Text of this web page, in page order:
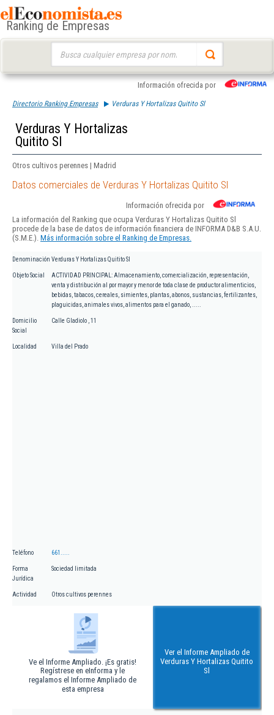
Ranking de Empresas
Información ofrecida por
Directorio Ranking Empresas Verduras Y Hortalizas Quitito Sl
Verduras Y Hortalizas
Quitito Sl
Otros cultivos perennes | Madrid
Datos comerciales de Verduras Y Hortalizas Quitito Sl
Información ofrecida por
La información del Ranking que ocupa Verduras Y Hortalizas Quitito Sl
procede de la base de datos de información financiera de INFORMA D&B S.A.U.
(S.M.E.). Más información sobre el Ranking de Empresas.
Denominación Verduras Y Hortalizas Quitito Sl
Objeto Social
ACTIVIDAD PRINCIPAL: Almacenamiento, comercialización, representación,
venta y distribución al por mayor y menor de toda clase de productor alimenticios,
bebidas, tabacos, cereales, simientes, plantas, abonos, sustancias, fertilizantes,
plaguicidas, animales vivos, alimentos para el ganado, .....
Domicilio
Social
Calle Gladiolo , 11
Localidad Villa del Prado
Teléfono 661.....
Forma
Jurídica
Sociedad limitada
Actividad Otros cultivos perennes
Ve el Informe Ampliado. ¡Es gratis!
Regístrese en eInforma y le
regalamos el Informe Ampliado de
esta empresa
Ver el Informe Ampliado de
Verduras Y Hortalizas Quitito
Sl